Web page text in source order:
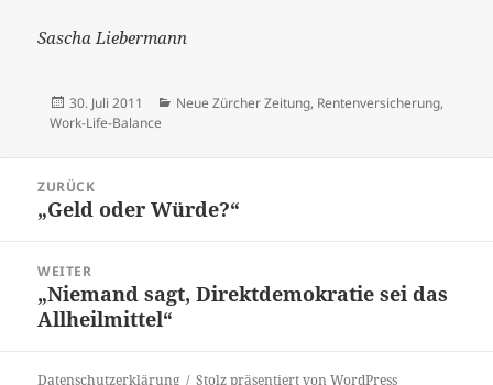
Sascha Liebermann
Veröffentlicht
am
30. Juli 2011 Kategorien
Neue Zürcher Zeitung, Rentenversicherung,
Work-Life-Balance
Navigation
ZURÜCK
Vorheriger
„Geld oder Würde?“
WEITER
Nächster
Beitrag:
„Niemand sagt, Direktdemokratie sei das
Allheilmittel“
Datenschutzerklärung Stolz präsentiert von WordPress